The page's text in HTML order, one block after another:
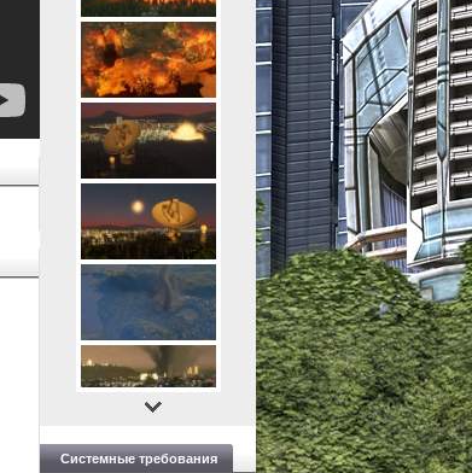
Системные требования